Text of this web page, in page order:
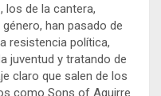
los de la cantera,
han pasado de
resistencia política,
juventud y tratando de
claro que salen de los
como Sons of Aguirre.